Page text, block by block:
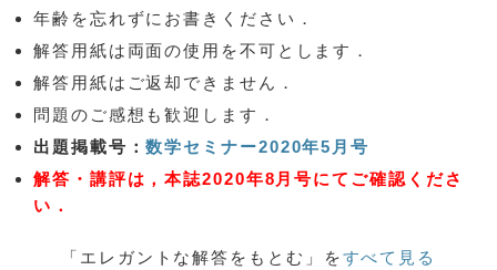
年齢を忘れずにお書きください．
解答用紙は両面の使用を不可とします．
解答用紙はご返却できません．
問題のご感想も歓迎します．
出題掲載号：数学セミナー2020年5月号
解答・講評は，本誌2020年8月号にてご確認くださ
い．
「エレガントな解答をもとむ」をすべて見る